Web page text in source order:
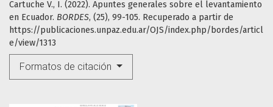
Cartuche V., I. (2022). Apuntes generales sobre el levantamiento
en Ecuador. BORDES, (25), 99-105. Recuperado a partir de
https://publicaciones.unpaz.edu.ar/OJS/index.php/bordes/articl
e/view/1313
Formatos de citación